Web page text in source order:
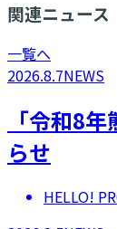
関連ニュース
一覧へ
2026.8.7NEWS
「令和8
らせ
HELLO!